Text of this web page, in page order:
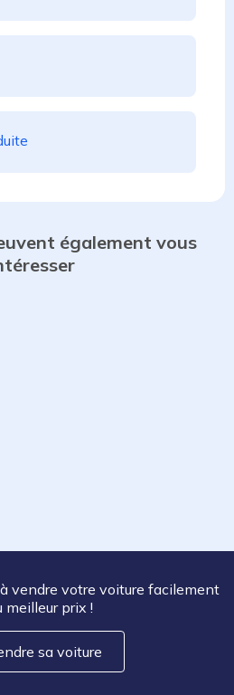
également vous
vendre votre voiture facilement
meilleur prix !
sa voiture